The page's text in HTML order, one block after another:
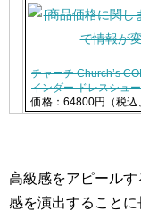
チャーチ Church’s
インダー ドレスシュ
価格：64800円（税込
高級感をアピール
感を演出すること